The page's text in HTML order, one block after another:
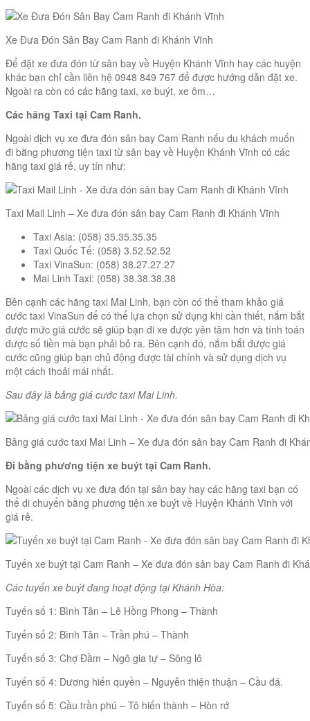
Xe Đưa Đón Sân Bay Cam Ranh đi Khánh Vĩnh
Để đặt xe đưa đón từ sân bay về Huyện Khánh Vĩnh hay các huyện
khác bạn chỉ cần liên hệ 0948 849 767 để được hướng dẫn đặt xe.
Ngoài ra còn có các hãng taxi, xe buýt, xe ôm…
Các hãng Taxi tại Cam Ranh.
Ngoài dịch vụ xe đưa đón sân bay Cam Ranh nếu du khách muốn
đi bằng phương tiện taxi từ sân bay về Huyện Khánh Vĩnh có các
hãng taxi giá rẻ, uy tín như:
Taxi Mail Linh – Xe đưa đón sân bay Cam Ranh đi Khánh Vĩnh
Taxi Asia: (058) 35.35.35.35
Taxi Quốc Tế: (058) 3.52.52.52
Taxi VinaSun: (058) 38.27.27.27
Mai Linh Taxi: (058) 38.38.38.38
Bên cạnh các hãng taxi Mai Linh, bạn còn có thể tham khảo giá
cước taxi VinaSun để có thể lựa chọn sử dụng khi cần thiết, nắm bắt
được mức giá cước sẽ giúp bạn đi xe được yên tâm hơn và tính toán
được số tiền mà bạn phải bỏ ra. Bên cạnh đó, nắm bắt được giá
cước cũng giúp bạn chủ động được tài chính và sử dụng dịch vụ
một cách thoải mái nhất.
Sau đây là bảng giá cước taxi Mai Linh.
Bảng giá cước taxi Mai Linh – Xe đưa đón sân bay Cam Ranh đi
Đi bằng phương tiện xe buýt tại Cam Ranh.
Ngoài các dịch vụ xe đưa đón tại sân bay hay các hãng taxi bạn có
thể di chuyển bằng phương tiện xe buýt về Huyện Khánh Vĩnh với
giá rẻ.
Tuyến xe buýt tại Cam Ranh – Xe đưa đón sân bay Cam Ranh đi
Các tuyến xe buýt đang hoạt động tại Khánh Hòa:
Tuyến số 1: Bình Tân – Lê Hồng Phong – Thành
Tuyến số 2: Bình Tân – Trần phú – Thành
Tuyến số 3: Chợ Đầm – Ngô gia tự – Sông lô
Tuyến số 4: Dương hiến quyền – Nguyễn thiện thuận – Cầu đá.
Tuyến số 5: Cầu trần phú – Tô hiến thành – Hòn rớ